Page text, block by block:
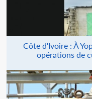
Côte d'Ivoire : À
opérations de